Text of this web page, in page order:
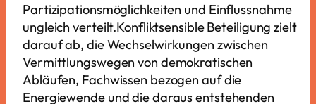
Partizipationsmöglichkeiten und Einflussnahme
ungleich verteilt.Konfliktsensible Beteiligung zielt
darauf ab, die Wechselwirkungen zwischen
Vermittlungswegen von demokratischen
Abläufen, Fachwissen bezogen auf die
Energiewende und die daraus entstehenden